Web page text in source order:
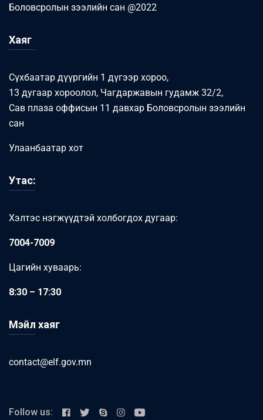
Боловсролын зээлийн сан @2022
Хаяг
Сүхбаатар дүүргийн 1 дүгээр хороо,
13 дугаар хороолол, Чагдаржавын гудамж 32/2,
Сав плаза оффисын 11 давхар Боловсролын зээлийн
сан
Улаанбаатар хот
Утас:
Хэлтэс нэгжүүдтэй холбогдох дугаар:
7004-7009
Цагийн хуваарь:
8:30 – 17:30
Мэйл хаяг
contact@elf.gov.mn
Follow us: